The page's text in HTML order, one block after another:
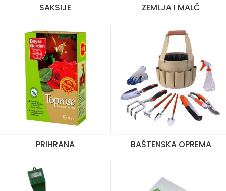
SAKSIJE ZEMLJA I MALČ
PRIHRANA BAŠTENSKA OPREMA